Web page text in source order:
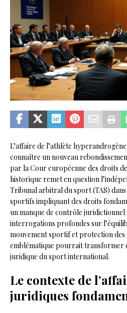
L’affaire de l’athlète
connaître un nouveau
par la Cour européenne des droits
historique remet en question
Tribunal arbitral du sport (TAS)
sportifs impliquant des droits
un manque de contrôle juridictionnel
interrogations profondes sur
mouvement sportif et protection des
emblématique pourrait transformer
juridique du sport international.
Le contexte de
juridiques